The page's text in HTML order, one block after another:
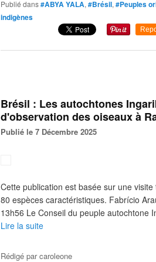
Publié dans#ABYA YALA, #Brésil, #Peuples
indigènes
Brésil : Les autochtones
d'observation des oiseaux à
Publié le 7 Décembre 2025
Cette publication est basée sur une
80 espèces caractéristiques. Fabrício
13h56 Le Conseil du peuple autochtone
Lire la suite
Rédigé parcaroleone